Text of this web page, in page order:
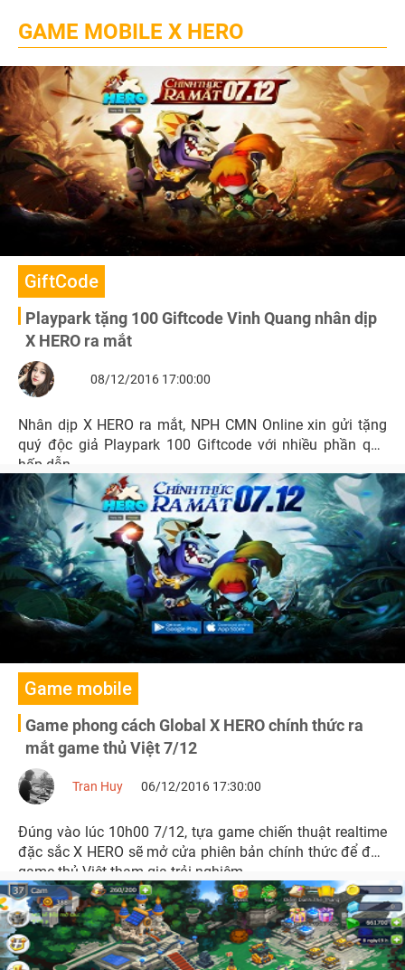
GAME MOBILE X HERO
GiftCode
Playpark tặng 100 Giftcode Vinh Quang nhân dịp
X HERO ra mắt
08/12/2016 17:00:00
Nhân dịp X HERO ra mắt, NPH CMN Online xin gửi tặng
quý độc giả Playpark 100 Giftcode với nhiều phần quà
hấp dẫn.
Game mobile
Game phong cách Global X HERO chính thức ra
mắt game thủ Việt 7/12
Tran Huy 06/12/2016 17:30:00
Đúng vào lúc 10h00 7/12, tựa game chiến thuật realtime
đặc sắc X HERO sẽ mở cửa phiên bản chính thức để đón
game thủ Việt tham gia trải nghiệm.